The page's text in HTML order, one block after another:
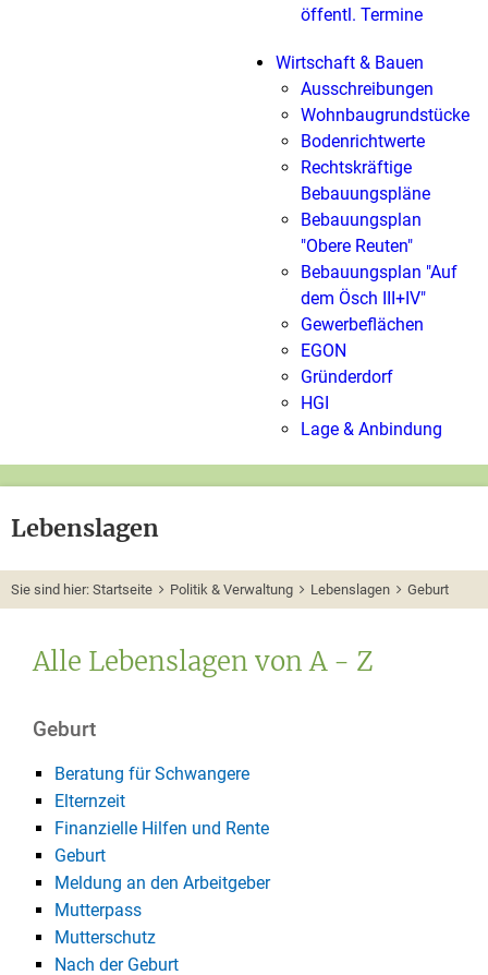
öffentl. Termine
Wirtschaft & Bauen
Ausschreibungen
Wohnbaugrundstücke
Bodenrichtwerte
Rechtskräftige
Bebauungspläne
Bebauungsplan
"Obere Reuten"
Bebauungsplan "Auf
dem Ösch III+IV"
Gewerbeflächen
EGON
Gründerdorf
HGI
Lage & Anbindung
Lebenslagen
Sie sind hier: Startseite Politik & Verwaltung Lebenslagen Geburt
Alle Lebenslagen von A - Z
Geburt
Beratung für Schwangere
Elternzeit
Finanzielle Hilfen und Rente
Geburt
Meldung an den Arbeitgeber
Mutterpass
Mutterschutz
Nach der Geburt